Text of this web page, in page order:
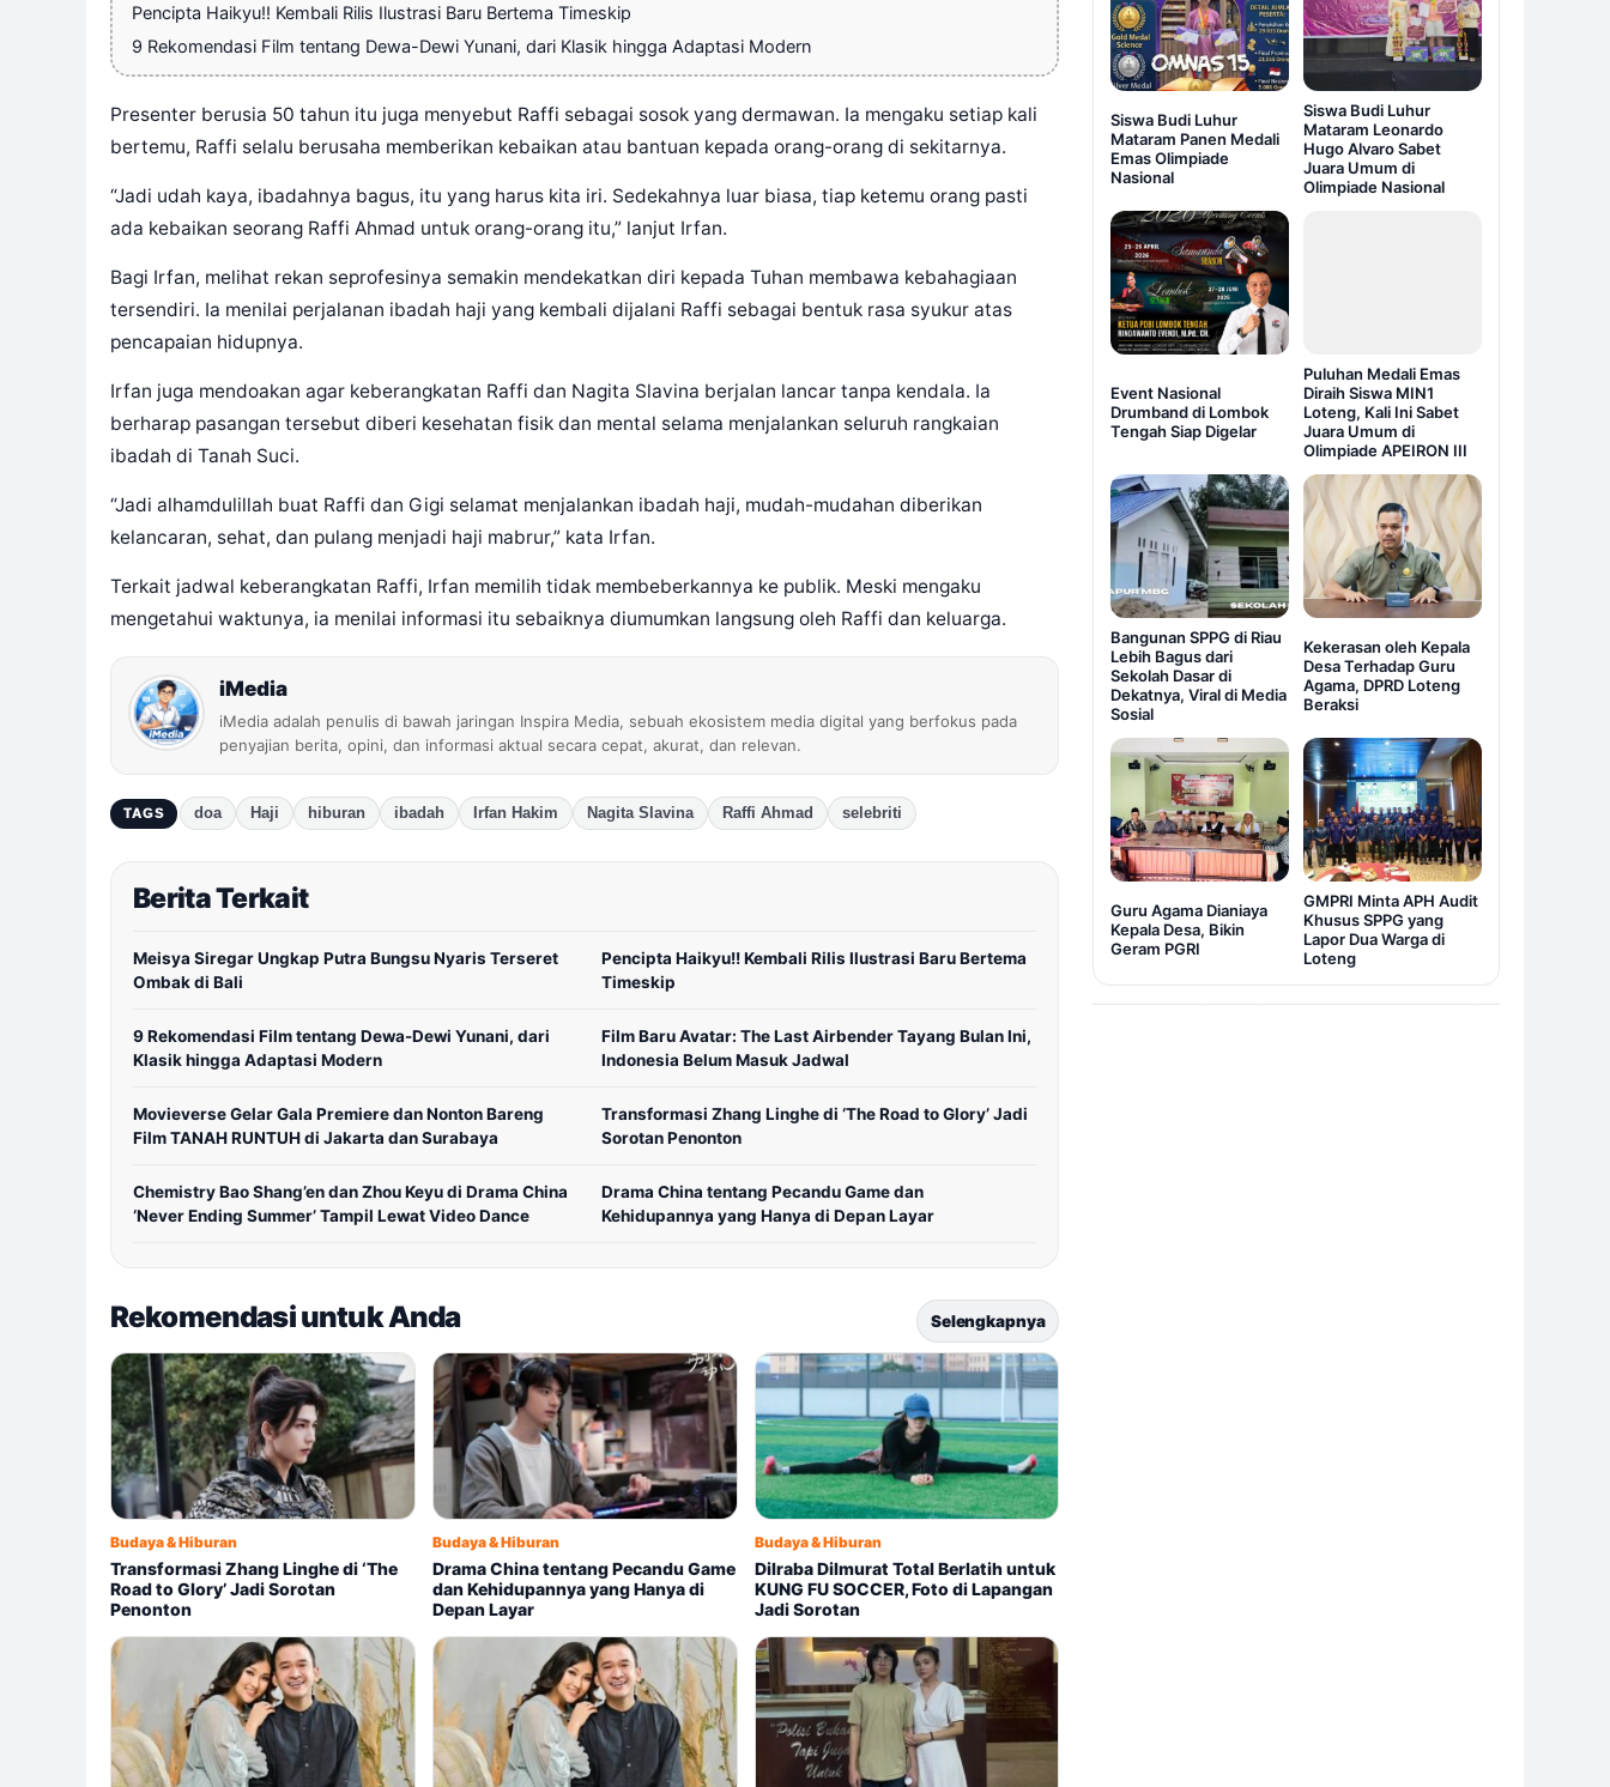
Pencipta Haikyu!! Kembali Rilis Ilustrasi Baru Bertema Timeskip
9 Rekomendasi Film tentang Dewa-Dewi Yunani, dari Klasik hingga Adaptasi Modern
Presenter berusia 50 tahun itu juga menyebut Raffi sebagai sosok yang dermawan. Ia mengaku setiap kali
bertemu, Raffi selalu berusaha memberikan kebaikan atau bantuan kepada orang-orang di sekitarnya.
“Jadi udah kaya, ibadahnya bagus, itu yang harus kita iri. Sedekahnya luar biasa, tiap ketemu orang pasti
ada kebaikan seorang Raffi Ahmad untuk orang-orang itu,” lanjut Irfan.
Bagi Irfan, melihat rekan seprofesinya semakin mendekatkan diri kepada Tuhan membawa kebahagiaan
tersendiri. Ia menilai perjalanan ibadah haji yang kembali dijalani Raffi sebagai bentuk rasa syukur atas
pencapaian hidupnya.
Irfan juga mendoakan agar keberangkatan Raffi dan Nagita Slavina berjalan lancar tanpa kendala. Ia
berharap pasangan tersebut diberi kesehatan fisik dan mental selama menjalankan seluruh rangkaian
ibadah di Tanah Suci.
“Jadi alhamdulillah buat Raffi dan Gigi selamat menjalankan ibadah haji, mudah-mudahan diberikan
kelancaran, sehat, dan pulang menjadi haji mabrur,” kata Irfan.
Terkait jadwal keberangkatan Raffi, Irfan memilih tidak membeberkannya ke publik. Meski mengaku
mengetahui waktunya, ia menilai informasi itu sebaiknya diumumkan langsung oleh Raffi dan keluarga.
iMedia
iMedia adalah penulis di bawah jaringan Inspira Media, sebuah ekosistem media digital yang berfokus pada
penyajian berita, opini, dan informasi aktual secara cepat, akurat, dan relevan.
TAGS doa Haji hiburan ibadah Irfan Hakim Nagita Slavina Raffi Ahmad selebriti
Berita Terkait
Meisya Siregar Ungkap Putra Bungsu Nyaris Terseret
Ombak di Bali
Pencipta Haikyu!! Kembali Rilis Ilustrasi Baru Bertema
Timeskip
9 Rekomendasi Film tentang Dewa-Dewi Yunani, dari
Klasik hingga Adaptasi Modern
Film Baru Avatar: The Last Airbender Tayang Bulan Ini,
Indonesia Belum Masuk Jadwal
Movieverse Gelar Gala Premiere dan Nonton Bareng
Film TANAH RUNTUH di Jakarta dan Surabaya
Transformasi Zhang Linghe di ‘The Road to Glory’ Jadi
Sorotan Penonton
Chemistry Bao Shang’en dan Zhou Keyu di Drama China
‘Never Ending Summer’ Tampil Lewat Video Dance
Drama China tentang Pecandu Game dan
Kehidupannya yang Hanya di Depan Layar
Rekomendasi untuk Anda Selengkapnya
Budaya & Hiburan
Transformasi Zhang Linghe di ‘The
Road to Glory’ Jadi Sorotan
Penonton
Budaya & Hiburan
Drama China tentang Pecandu Game
dan Kehidupannya yang Hanya di
Depan Layar
Budaya & Hiburan
Dilraba Dilmurat Total Berlatih untuk
KUNG FU SOCCER, Foto di Lapangan
Jadi Sorotan
Siswa Budi Luhur
Mataram Panen Medali
Emas Olimpiade
Nasional
Siswa Budi Luhur
Mataram Leonardo
Hugo Alvaro Sabet
Juara Umum di
Olimpiade Nasional
Event Nasional
Drumband di Lombok
Tengah Siap Digelar
Puluhan Medali Emas
Diraih Siswa MIN1
Loteng, Kali Ini Sabet
Juara Umum di
Olimpiade APEIRON III
Bangunan SPPG di Riau
Lebih Bagus dari
Sekolah Dasar di
Dekatnya, Viral di Media
Sosial
Kekerasan oleh Kepala
Desa Terhadap Guru
Agama, DPRD Loteng
Beraksi
Guru Agama Dianiaya
Kepala Desa, Bikin
Geram PGRI
GMPRI Minta APH Audit
Khusus SPPG yang
Lapor Dua Warga di
Loteng